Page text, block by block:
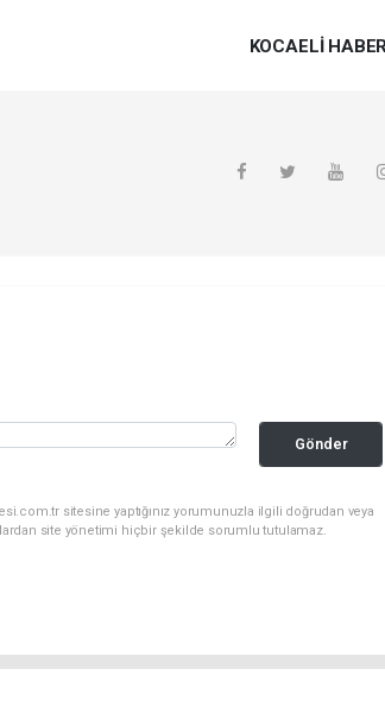
KOCAELI
Gönder
sitesine yaptığınız yorumunuzla ilgili doğrudan veya
site yönetimi hiçbir şekilde sorumlu tutulamaz.